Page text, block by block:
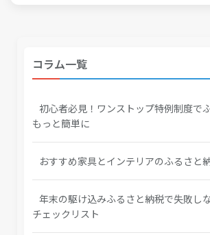
コラム一覧
初心者必見！ワンストップ特例制度で
もっと簡単に
おすすめ家具とインテリアのふるさと
年末の駆け込みふるさと納税で失敗し
チェックリスト